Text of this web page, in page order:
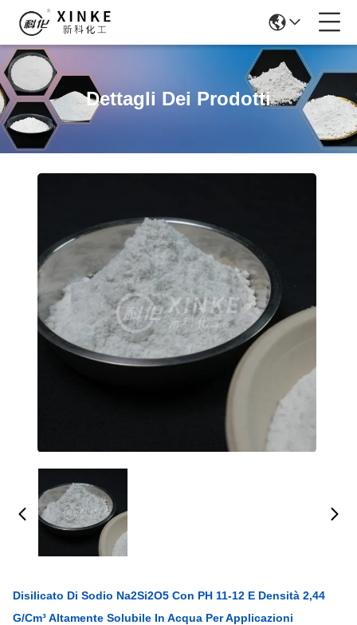
Dettagli Dei Prodotti
Disilicato Di Sodio Na2Si2O5 Con PH 11-12 E Densità 2,44
G/cm³ Altamente Solubile In Acqua Per Applicazioni